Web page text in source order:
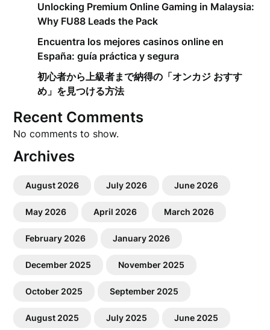
Unlocking Premium Online Gaming in Malaysia:
Why FU88 Leads the Pack
Encuentra los mejores casinos online en
España: guía práctica y segura
初心者から上級者まで納得の「オンカジ おすす
め」を見つける方法
Recent Comments
No comments to show.
Archives
August 2026 July 2026 June 2026
May 2026 April 2026 March 2026
February 2026 January 2026
December 2025 November 2025
October 2025 September 2025
August 2025 July 2025 June 2025